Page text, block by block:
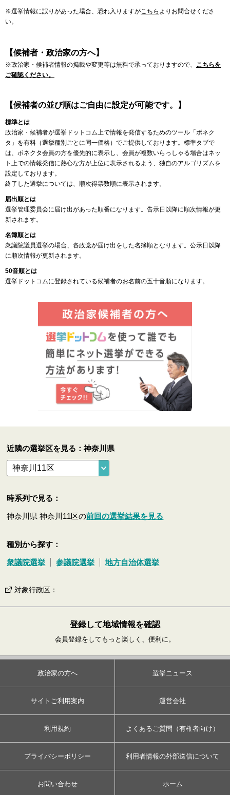
※選挙情報に誤りがあった場合、恐れ入りますがこちら よりお問合せくださ
い。
【候補者・政治家の方へ】
※政治家・候補者情報の掲載や変更等は無料で承っておりますので、 こちらを
ご確認ください。
【候補者の並び順はご自由に設定が可能です。】
標準とは
政治家・候補者が選挙ドットコム上で情報を発信するためのツール「ボネク
タ」を有料（選挙種別ごとに同一価格）でご提供しております。標準タブで
は、ボネクタ会員の方を優先的に表示し、会員が複数いらっしゃる場合はネッ
ト上での情報発信に熱心な方が上位に表示されるよう、独自のアルゴリズムを
設定しております。
終了した選挙については、順次得票数順に表示されます。
届出順とは
選挙管理委員会に届け出があった順番になります。告示日以降に順次情報が更
新されます。
名簿順とは
衆議院議員選挙の場合、各政党が届け出をした名簿順となります。公示日以降
に順次情報が更新されます。
50音順とは
選挙ドットコムに登録されている候補者のお名前の五十音順になります。
近隣の選挙区を見る：神奈川県
時系列で見る：
神奈川県 神奈川11区の前回の選挙結果を見る
種別から探す：
衆議院選挙 参議院選挙 地方自治体選挙
対象行政区 ：
登録して地域情報を確認
会員登録をしてもっと楽しく、便利に。
政治家の方へ 選挙ニュース
サイトご利用案内 運営会社
利用規約 よくあるご質問（有権者向け）
プライバシーポリシー 利用者情報の外部送信について
お問い合わせ ホーム